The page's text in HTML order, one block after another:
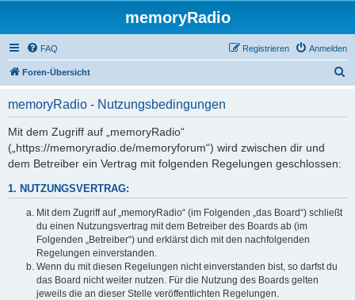
memoryRadio
FAQ Anmelden
Registrieren
Foren-Übersicht
memoryRadio - Nutzungsbedingungen
Mit dem Zugriff auf „memoryRadio“
(„https://memoryradio.de/memoryforum“) wird zwischen dir und
dem Betreiber ein Vertrag mit folgenden Regelungen geschlossen:
1. NUTZUNGSVERTRAG:
Mit dem Zugriff auf „memoryRadio“ (im Folgenden „das Board“) schließt
du einen Nutzungsvertrag mit dem Betreiber des Boards ab (im
Folgenden „Betreiber“) und erklärst dich mit den nachfolgenden
Regelungen einverstanden.
Wenn du mit diesen Regelungen nicht einverstanden bist, so darfst du
das Board nicht weiter nutzen. Für die Nutzung des Boards gelten
jeweils die an dieser Stelle veröffentlichten Regelungen.